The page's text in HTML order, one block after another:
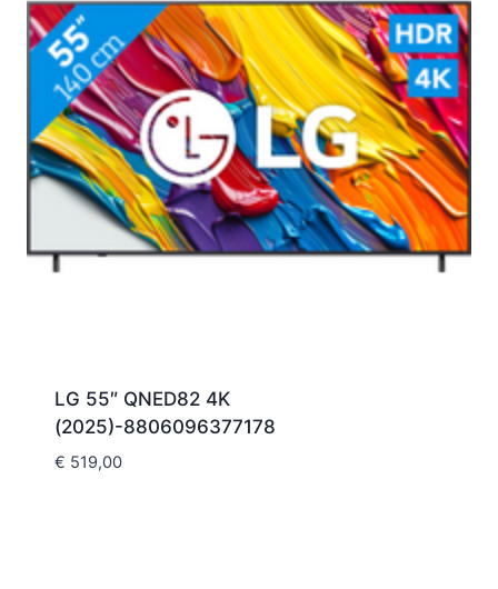
LG 55″ QNED82 4K
(2025)-8806096377178
€ 519,00